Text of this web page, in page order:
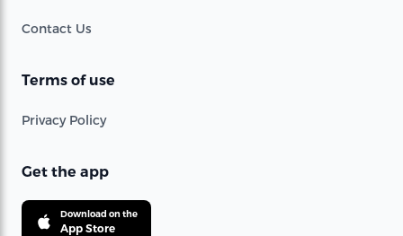
Contact Us
Terms of use
Privacy Policy
Get the app
Download on the
App Store